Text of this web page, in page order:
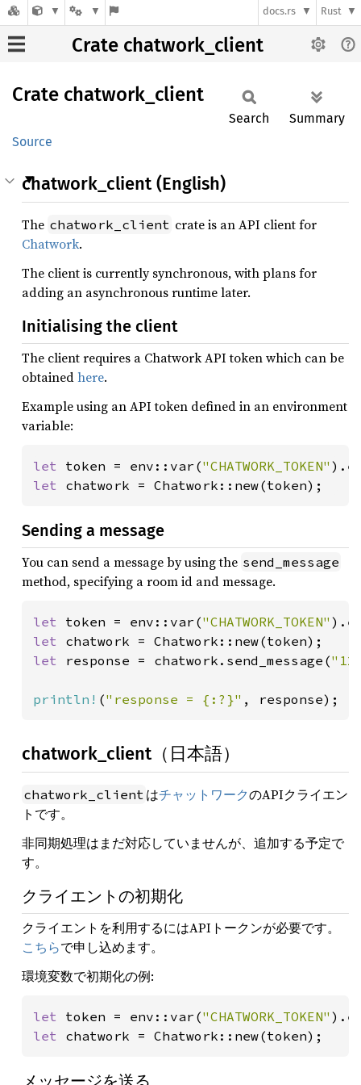
docs.rs Rust
Crate chatwork_client
Crate chatwork_ client
Source
Search Summary
chatwork_client (English)
The chatwork_client crate is an API client for
Chatwork.
The client is currently synchronous, with plans for
adding an asynchronous runtime later.
Initialising the client
The client requires a Chatwork API token which can be
obtainedhere.
Example using an API token defined in an environment
variable:
let token = env::var("CHATWORK_TOKEN"
let chatwork = Chatwork::new(token);
Sending a message
You can send a message by using the send_message
method, specifying a room id and message.
let token = env::var("CHATWORK_TOKEN"
let
let response = chatwork.send_message(
println! ("response = {:?}" , response);
chatwork_client（日本語）
chatwork_client はチャットワークのAPIクライエン
トです。
非同期処理はまだ対応していませんが、追加する予定で
す。
クライエントの初期化
クライエントを利用するにはAPIトークンが必要です。
こちらで申し込めます。
環境変数で初期化の例:
let token = env::var("CHATWORK_TOKEN"
let chatwork = Chatwork::new(token);
メッセージを送る